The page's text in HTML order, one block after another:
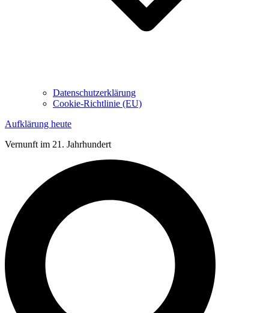
Datenschutzerklärung
Cookie-Richtlinie (EU)
Aufklärung heute
Vernunft im 21. Jahrhundert